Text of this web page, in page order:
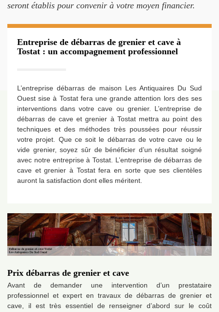
seront établis pour convenir à votre moyen financier.
Entreprise de débarras de grenier et cave à
Tostat : un accompagnement professionnel
L’entreprise débarras de maison Les Antiquaires Du Sud
Ouest sise à Tostat fera une grande attention lors des ses
interventions dans votre cave ou grenier. L’entreprise de
débarras de cave et grenier à Tostat mettra au point des
techniques et des méthodes très poussées pour réussir
votre projet. Que ce soit le débarras de votre cave ou le
vide grenier, soyez sûr de bénéficier d’un résultat soigné
avec notre entreprise à Tostat. L’entreprise de débarras de
cave et grenier à Tostat fera en sorte que ses clientèles
auront la satisfaction dont elles méritent.
Prix débarras de grenier et cave
Avant de demander une intervention d’un prestataire
professionnel et expert en travaux de débarras de grenier et
cave, il est très essentiel de renseigner d’abord sur le coût